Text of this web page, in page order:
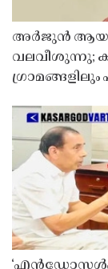
അർജുൻ
വലവീശുന്നു;